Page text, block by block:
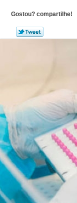
Gostou? compartilhe!